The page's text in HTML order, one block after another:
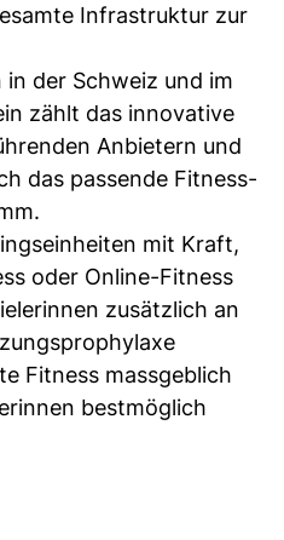
Infrastruktur zur
der Schweiz und im
zählt das innovative
Anbietern und
das passende Fitness-
mit Kraft,
oder Online-Fitness
zusätzlich an
Fitness massgeblich
bestmöglich